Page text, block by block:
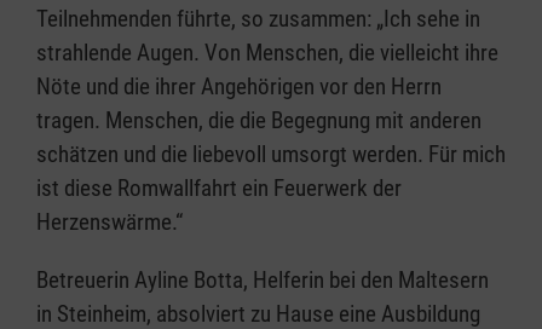
Teilnehmenden führte, so zusammen: „Ich sehe in
strahlende Augen. Von Menschen, die vielleicht ihre
Nöte und die ihrer Angehörigen vor den Herrn
tragen. Menschen, die die Begegnung mit anderen
schätzen und die liebevoll umsorgt werden. Für mich
ist diese Romwallfahrt ein Feuerwerk der
Herzenswärme.“
Betreuerin Ayline Botta, Helferin bei den Maltesern
in Steinheim, absolviert zu Hause eine Ausbildung